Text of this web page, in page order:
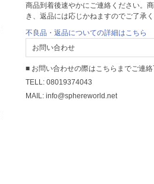
商品到着後速やかにご連絡ください。
き、返品には応じかねますのでご了承く
不良品・返品についての詳細はこちら
お問い合わせ
■ お問い合わせの際はこちらまでご連
TELL: 08019374043
MAIL: info@sphereworld.net